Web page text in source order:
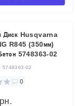
Диск Husqvarna
R845 (350мм)
5748363-02
5748363-02
0